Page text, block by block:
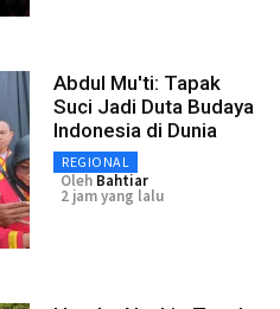
Abdul Mu'ti: Tapak
Suci Jadi Duta Budaya
Indonesia di Dunia
REGIONAL
Oleh Bahtiar
2 jam yang lalu